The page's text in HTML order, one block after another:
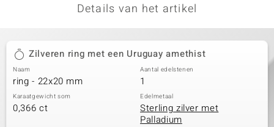
Details van het artikel
Zilveren ring met een Uruguay amethist
Naam
ring - 22x20 mm
Aantal edelstenen
1
Karaatgewicht som
0,366 ct
Edelmetaal
Sterling zilver met
Palladium